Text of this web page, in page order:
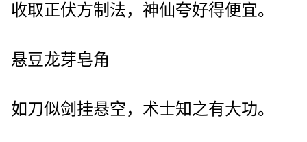
收取正伏方制法，神仙夸好得便宜。
悬豆龙芽皂角
如刀似剑挂悬空，术士知之有大功。